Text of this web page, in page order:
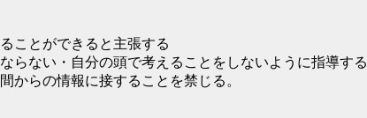
ことができると主張する
らない・自分の頭で考えることをしないように指導する
からの情報に接することを禁じる。